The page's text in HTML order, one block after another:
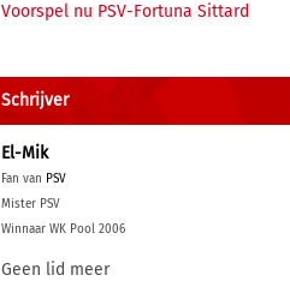
Voorspel nu PSV-Fortuna Sittard
Schrijver
El-Mik
Fan van PSV
Mister PSV
Winnaar WK Pool 2006
Geen lid meer